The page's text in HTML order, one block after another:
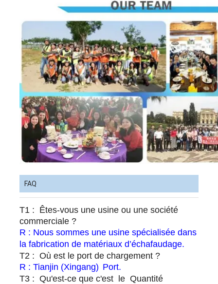
FAQ
T1 : Êtes-vous une usine ou une société
commerciale ?
R : Nous sommes une usine spécialisée dans
la fabrication de matériaux d’échafaudage.
T2 : Où est le port de chargement ?
R : Tianjin (Xingang) Port.
T3 : Qu'est-ce que c'est le Quantité